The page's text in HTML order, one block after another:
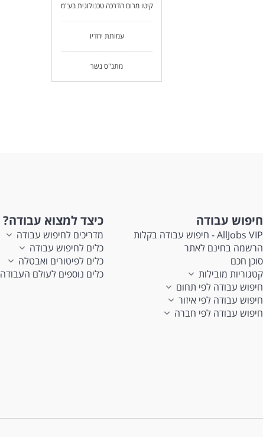
קיטו מרום הדרכה טכנולוגית בע"מ
עמותת יחדיו
מתנ"ס נשר
חיפוש עבודה
AllJobs VIP - חיפוש עבודה בקלות
הרשמה בחינם לאתר
סוכן חכם
קטגוריות מובילות
חיפוש עבודה לפי תחום
חיפוש עבודה לפי איזור
חיפוש עבודה לפי חברה
כיצד למצוא עבודה?
מדריכים לחיפוש עבודה
כלים לחיפוש עבודה
כלים לפיטורים ואבטלה
כלים נוספים לעולם העבודה